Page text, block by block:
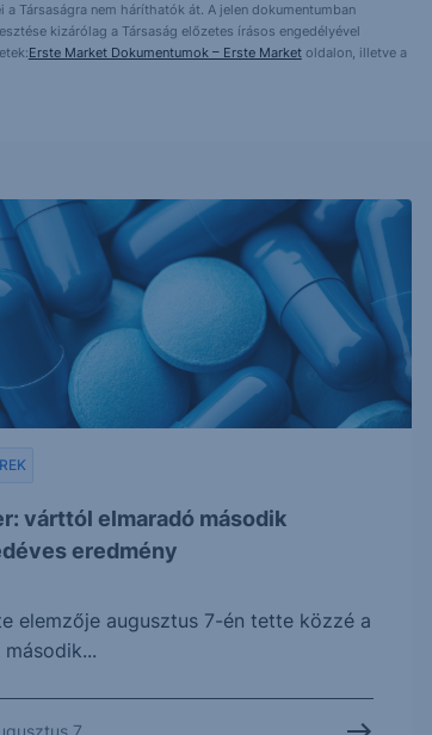
Társaságra nem háríthatók át. A jelen dokumentumban
kizárólag a Társaság előzetes írásos engedélyével
Erste Market Dokumentumok – Erste Marketoldalon, illetve a
várttól elmaradó második
eredmény
elemzője augusztus 7-én tette közzé a
második...